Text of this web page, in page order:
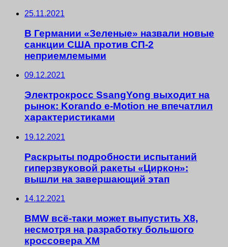
25.11.2021
В Германии «Зеленые» назвали новые
санкции США против СП-2
неприемлемыми
09.12.2021
Электрокросс SsangYong выходит на
рынок: Korando e-Motion не впечатлил
характеристиками
19.12.2021
Раскрыты подробности испытаний
гиперзвуковой ракеты «Циркон»:
вышли на завершающий этап
14.12.2021
BMW всё-таки может выпустить X8,
несмотря на разработку большого
кроссовера XM